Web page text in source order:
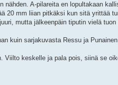
A-pilareita en lopultakaan
20 mm liian pitkäksi kun sitä yrittää
mutta jälkeenpäin tiputin vielä tuon
kuin sarjakuvasta Ressu ja
Viilto keskelle ja pala pois, siinä se